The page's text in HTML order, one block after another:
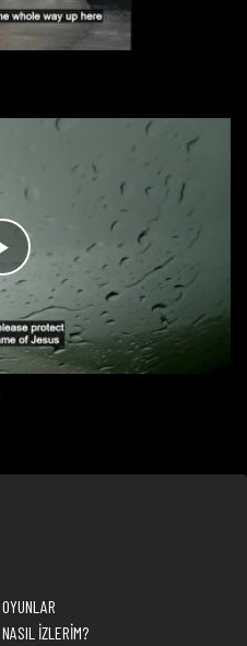
OYUNLAR
NASIL İZLERİM?